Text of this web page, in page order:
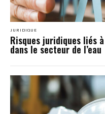
JURIDIQUE
Risques juridiques liés
dans le secteur de l’eau